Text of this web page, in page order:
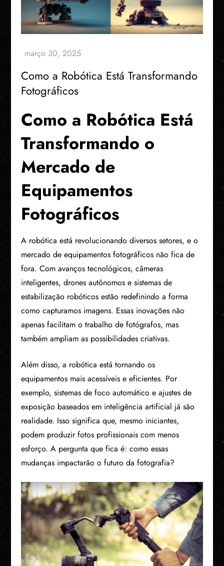
Como a Robótica Está Transformando
Fotográficos
Como a Robótica Está
Transformando o
Mercado de
Equipamentos
Fotográficos
A robótica está revolucionando diversos setores, e o
mercado de equipamentos fotográficos não fica de
fora. Com avanços tecnológicos, câmeras
inteligentes, drones autônomos e sistemas de
estabilização robóticos estão redefinindo a forma
como capturamos imagens. Essas inovações não
apenas facilitam o trabalho de fotógrafos, mas
também ampliam as possibilidades criativas.
Além disso, a robótica está tornando os
equipamentos mais acessíveis e eficientes. Por
exemplo, sistemas de foco automático e ajustes de
exposição baseados em inteligência artificial já são
realidade. Isso significa que, mesmo iniciantes,
podem produzir fotos profissionais com menos
esforço. A pergunta que fica é: como essas
mudanças impactarão o futuro da fotografia?